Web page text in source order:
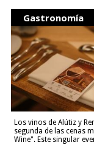
Gastronomía
Los vinos de Alútiz y
segunda de las cenas
Wine". Este singular